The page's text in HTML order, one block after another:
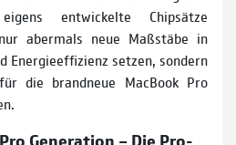
entwickelte Chipsätze
abermals neue Maßstäbe in
Energieeffizienz setzen, sondern
die brandneue MacBook Pro
Generation – Die Pro-